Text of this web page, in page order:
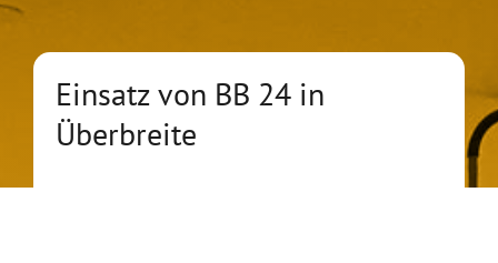
Über uns
Einsatz von BB 24 in
Überbreite